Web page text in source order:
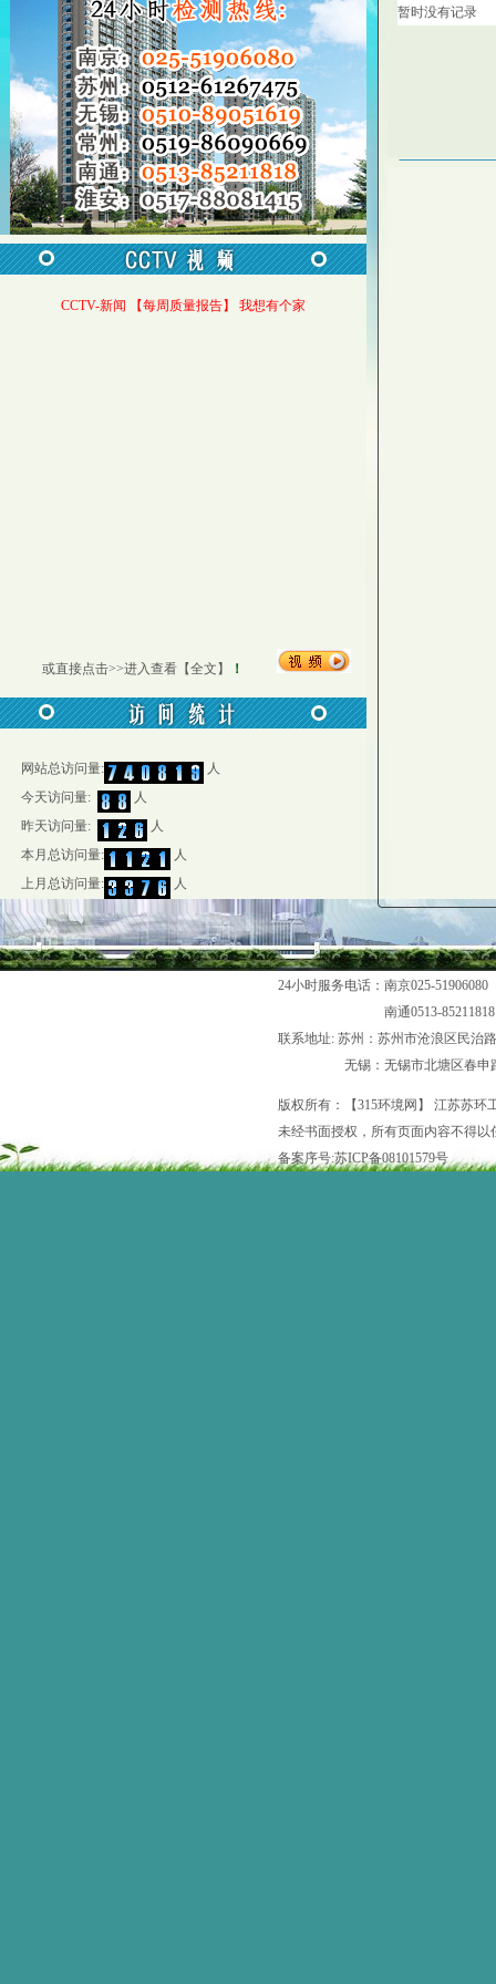
CCTV-新闻 【每周质量报告】 我想有个家
或直接点击>>进入查看【全文】 ！
网站总访问量:
人
今天访问量:
人
昨天访问量:
人
本月总访问量:
人
上月总访问量:
人
暂时没有记录
24小时服务电话：南京025-
南通0513-85211818 常州
联系地址: 苏州：苏州市沧浪区民治
无锡：无锡市北塘区春申路
版权所有：【315环境网】 江苏苏环
未经书面授权，所有页面内容不得
备案序号:苏ICP备08101579号